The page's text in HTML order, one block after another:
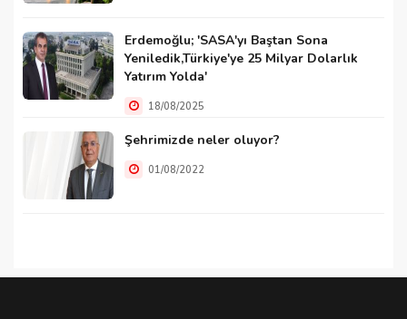
Erdemoğlu; 'SASA'yı Baştan Sona
Yeniledik,Türkiye'ye 25 Milyar Dolarlık
Yatırım Yolda'
18/08/2025
Şehrimizde neler oluyor?
01/08/2022